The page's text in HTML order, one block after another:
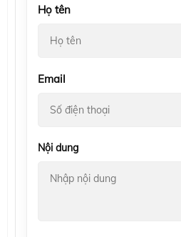
Họ tên
Email
Nội dung